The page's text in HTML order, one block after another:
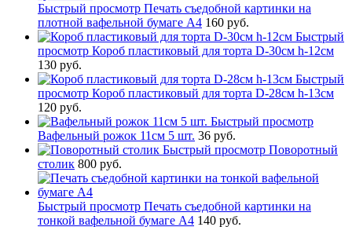
Быстрый просмотр Печать съедобной картинки на
плотной вафельной бумаге А4 160 руб.
Быстрый
просмотр Короб пластиковый для торта D-30см h-12см
130 руб.
Быстрый
просмотр Короб пластиковый для торта D-28см h-13см
120 руб.
Быстрый просмотр
Вафельный рожок 11см 5 шт. 36 руб.
Быстрый просмотр Поворотный
столик 800 руб.
Быстрый просмотр Печать съедобной картинки на
тонкой вафельной бумаге А4 140 руб.